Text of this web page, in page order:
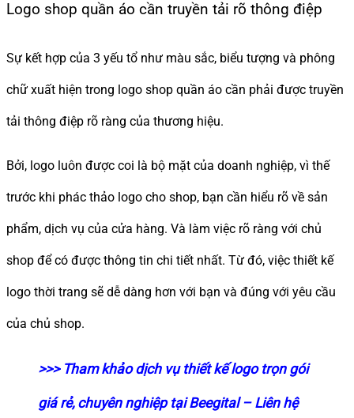
Logo shop quần áo cần truyền tải rõ thông điệp
Sự kết hợp của 3 yếu tổ như màu sắc, biểu tượng và phông
chữ xuất hiện trong logo shop quần áo cần phải được truyền
tải thông điệp rõ ràng của thương hiệu.
Bởi, logo luôn được coi là bộ mặt của doanh nghiệp, vì thế
trước khi phác thảo logo cho shop, bạn cần hiểu rõ về sản
phẩm, dịch vụ của cửa hàng. Và làm việc rõ ràng với chủ
shop để có được thông tin chi tiết nhất. Từ đó, việc thiết kế
logo thời trang sẽ dễ dàng hơn với bạn và đúng với yêu cầu
của chủ shop.
>>> Tham khảo dịch vụ thiết kế logo trọn gói
giá rẻ, chuyên nghiệp tại Beegital – Liên hệ